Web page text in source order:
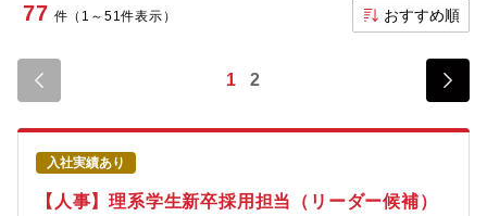
77 件（1～51件表示） おすすめ順
1 2
入社実績あり
【人事】理系学生新卒採用担当（リーダー候補）